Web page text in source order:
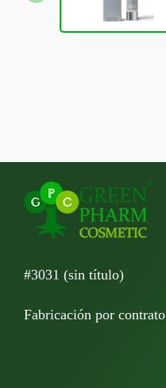
#3031 (sin título)
Fabricación por contrato